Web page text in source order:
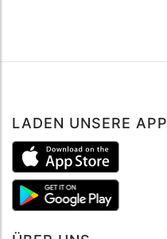
LADEN UNSERE APP